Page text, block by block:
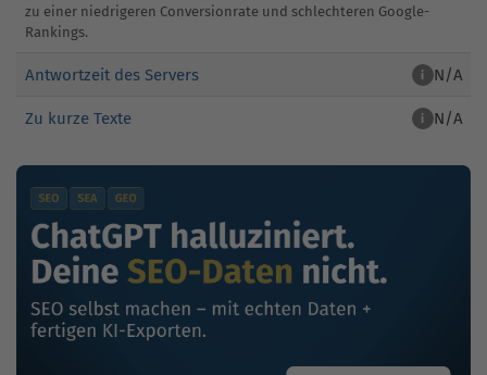
zu einer niedrigeren Conversionrate und schlechteren Google-
Rankings.
Antwortzeit des Servers i N/A
Zu kurze Texte i N/A